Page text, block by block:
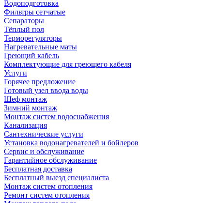
Водоподготовка
Фильтры сетчатые
Сепараторы
Тёплый пол
Терморегуляторы
Нагревательные маты
Греющий кабель
Комплектующие для греющего кабеля
Услуги
Горячее предложение
Готовый узел ввода воды
Шеф монтаж
Зимний монтаж
Монтаж систем водоснабжения
Канализация
Сантехнические услуги
Установка водонагревателей и бойлеров
Сервис и обслуживание
Гарантийное обслуживание
Бесплатная доставка
Бесплатный выезд специалиста
Монтаж систем отопления
Ремонт систем отопления